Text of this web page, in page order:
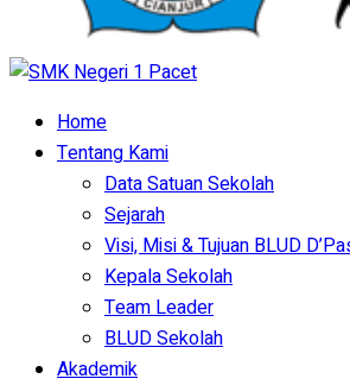
Home
Tentang Kami
Data Satuan Sekolah
Sejarah
Visi, Misi & Tujuan BLUD
Kepala Sekolah
Team Leader
BLUD Sekolah
Akademik